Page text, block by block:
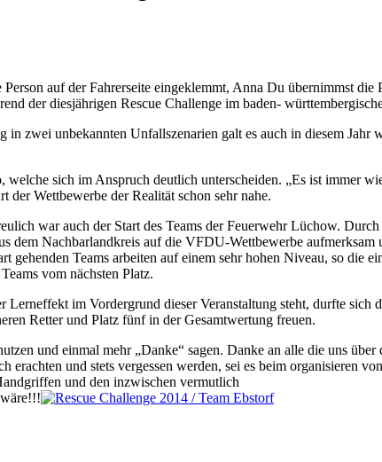
Person auf der Fahrerseite eingeklemmt, Anna Du übernimmst
der diesjährigen Rescue Challenge im baden-
in zwei unbekannten Unfallszenarien galt es auch in diesem
sich im Anspruch deutlich unterscheiden. „Es ist immer
der Wettbewerbe der Realität schon sehr nahe.
war auch der Start des Teams der Feuerwehr Lüchow.
dem Nachbarlandkreis auf die VFDU-Wettbewerbe
gehenden Teams arbeiten auf einem sehr hohen Niveau, so die
vom nächsten Platz.
Lerneffekt im Vordergrund dieser Veranstaltung steht, durfte
Retter und Platz fünf in der Gesamtwertung freuen.
und einmal mehr „Danke“ sagen. Danke an alle die uns
erachten und stets vergessen werden, sei es beim organisieren
und den inzwischen vermutlich